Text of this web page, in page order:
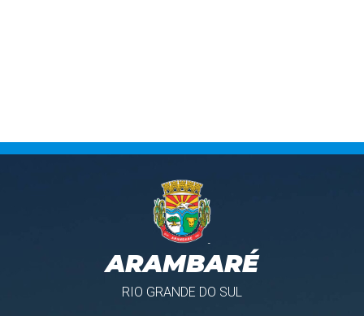
ARAMBARÉ
RIO GRANDE DO SUL